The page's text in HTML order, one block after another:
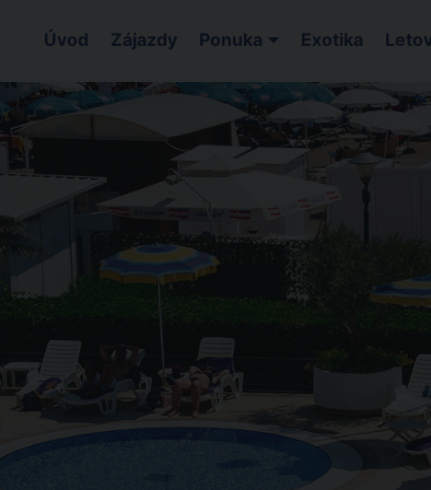
Úvod Zájazdy Ponuka Exotika